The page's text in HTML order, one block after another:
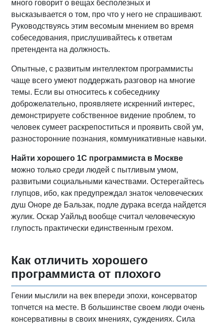
много говорит о вещах бесполезных и
высказывается о том, про что у него не спрашивают.
Руководствуясь этим весомым мнением во время
собеседования, прислушивайтесь к ответам
претендента на должность.
Опытные, с развитым интеллектом программисты
чаще всего умеют поддержать разговор на многие
темы. Если вы относитесь к собеседнику
доброжелательно, проявляете искренний интерес,
демонстрируете собственное видение проблем, то
человек сумеет раскрепоститься и проявить свой ум,
разносторонние познания, коммуникативные навыки.
Найти хорошего 1С программиста в Москве
можно только среди людей с пытливым умом,
развитыми социальными качествами. Остерегайтесь
глупцов, ибо, как предупреждал знаток человеческих
душ Оноре де Бальзак, подле дурака всегда найдется
жулик. Оскар Уайльд вообще считал человеческую
глупость практически единственным грехом.
Как отличить хорошего
программиста от плохого
Гении мыслили на век впереди эпохи, консерватор
топчется на месте. В большинстве своем люди очень
консервативны в своих мнениях, суждениях. Сила